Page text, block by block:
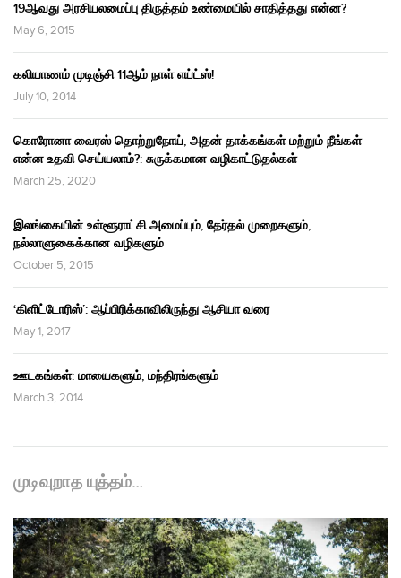
19ஆவது அரசியலமைப்பு திருத்தம் உண்மையில் சாதித்தது என்ன?
May 6, 2015
கலியாணம் முடிஞ்சி 11ஆம் நாள் எய்ட்ஸ்!
July 10, 2014
கொரோனா வைரஸ் தொற்றுநோய், அதன் தாக்கங்கள் மற்றும் நீங்கள்
என்ன உதவி செய்யலாம்?: சுருக்கமான வழிகாட்டுதல்கள்
March 25, 2020
இலங்கையின் உள்ளூராட்சி அமைப்பும், தேர்தல் முறைகளும்,
நல்லாளுகைக்கான வழிகளும்
October 5, 2015
‘கிளிட்டோரிஸ்’: ஆப்பிரிக்காவிலிருந்து ஆசியா வரை
May 1, 2017
ஊடகங்கள்: மாயைகளும், மந்திரங்களும்
March 3, 2014
முடிவுறாத யுத்தம்…